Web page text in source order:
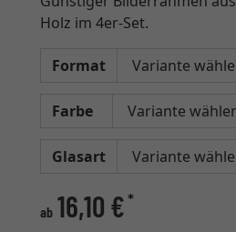
Holz im 4er-Set.
Format
Farbe
Glasart
ab 16,10 €*